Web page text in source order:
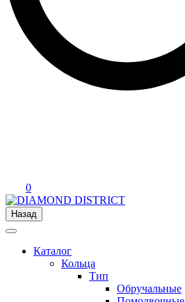
0
Назад
Каталог
Кольца
Тип
Обручальные